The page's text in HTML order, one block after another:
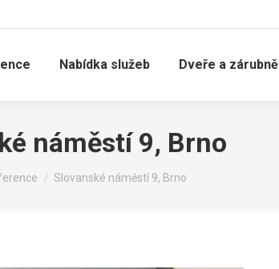
Nabídka služeb Dveře a zárubně
náměstí 9, Brno
Slovanské náměstí 9, Brno